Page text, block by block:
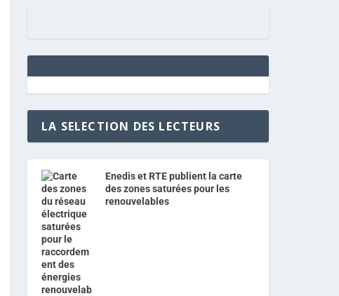
LA SELECTION DES LECTEURS
Enedis et RTE publient la carte
des zones saturées pour les
renouvelables